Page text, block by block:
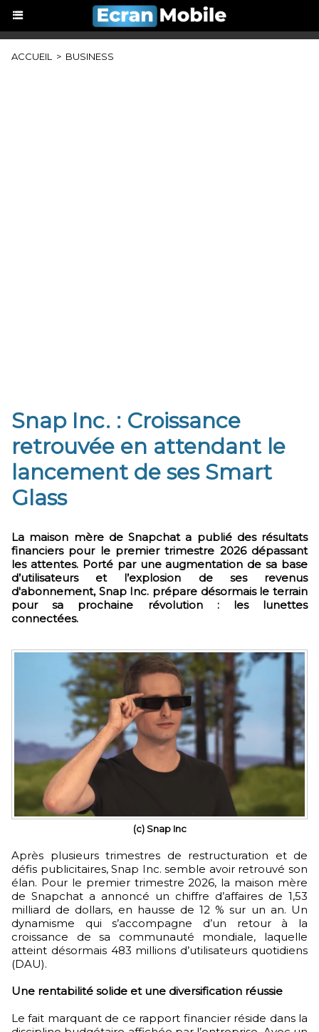
ACCUEIL > BUSINESS
​Snap Inc. : Croissance
retrouvée en attendant le
lancement de ses Smart
Glass
La maison mère de Snapchat a publié des résultats
financiers pour le premier trimestre 2026 dépassant
les attentes. Porté par une augmentation de sa base
d’utilisateurs et l’explosion de ses revenus
d'abonnement, Snap Inc. prépare désormais le terrain
pour sa prochaine révolution : les lunettes
connectées.
(c) Snap Inc
Après plusieurs trimestres de restructuration et de
défis publicitaires, Snap Inc. semble avoir retrouvé son
élan. Pour le premier trimestre 2026, la maison mère
de Snapchat a annoncé un chiffre d’affaires de 1,53
milliard de dollars, en hausse de 12 % sur un an. Un
dynamisme qui s’accompagne d’un retour à la
croissance de sa communauté mondiale, laquelle
atteint désormais 483 millions d’utilisateurs quotidiens
(DAU).
Une rentabilité solide et une diversification réussie
Le fait marquant de ce rapport financier réside dans la